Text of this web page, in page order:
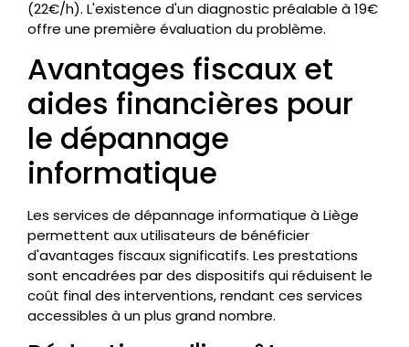
(22€/h). L'existence d'un diagnostic préalable à 19€
offre une première évaluation du problème.
Avantages fiscaux et
aides financières pour
le dépannage
informatique
Les services de dépannage informatique à Liège
permettent aux utilisateurs de bénéficier
d'avantages fiscaux significatifs. Les prestations
sont encadrées par des dispositifs qui réduisent le
coût final des interventions, rendant ces services
accessibles à un plus grand nombre.